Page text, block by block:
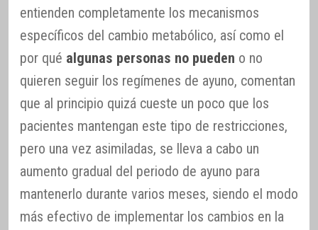
entienden completamente los mecanismos
específicos del cambio metabólico, así como el
por qué algunas personas no pueden o no
quieren seguir los regímenes de ayuno, comentan
que al principio quizá cueste un poco que los
pacientes mantengan este tipo de restricciones,
pero una vez asimiladas, se lleva a cabo un
aumento gradual del periodo de ayuno para
mantenerlo durante varios meses, siendo el modo
más efectivo de implementar los cambios en la